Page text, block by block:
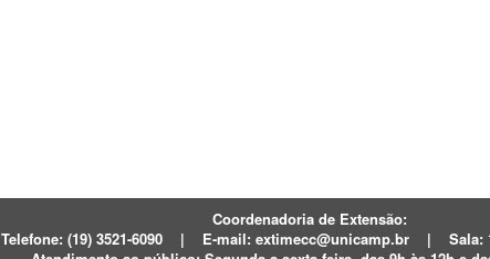
Coordenadoria de Extensão:
Telefone: (19) 3521-6090 | E-mail: extimecc@unicamp.br |
Sala: